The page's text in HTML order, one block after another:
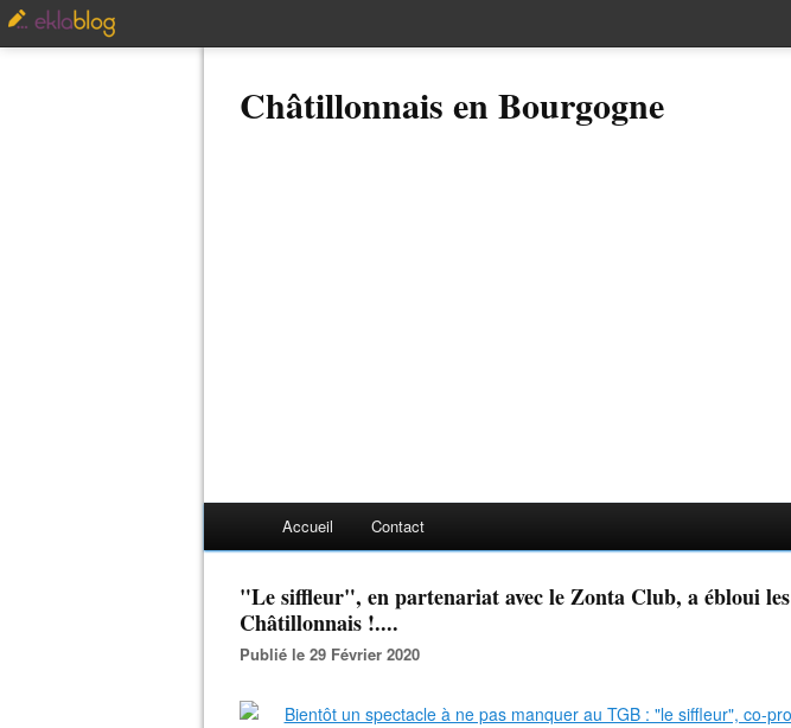
Châtillonnais en Bourgogne
Accueil Contact
"Le siffleur", en partenariat avec le Zonta Club, a ébloui les
Châtillonnais !....
Publié le 29 Février 2020